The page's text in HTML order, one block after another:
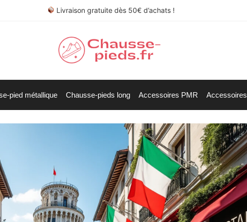
Livraison gratuite dès 50€ d’achats !
pied métallique Chausse-pieds long Accessoires PMR Accessoires